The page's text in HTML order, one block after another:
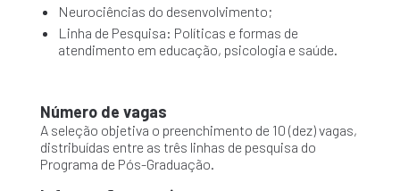
Neurociências do desenvolvimento;
Linha de Pesquisa: Políticas e formas de
atendimento em educação, psicologia e saúde.
Número de vagas
A seleção objetiva o preenchimento de 10 (dez) vagas,
distribuídas entre as três linhas de pesquisa do
Programa de Pós-Graduação.